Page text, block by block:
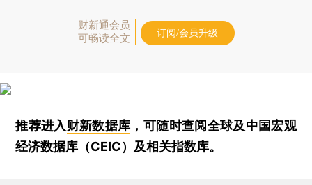
财新通会员
可畅读全文
订阅/会员升级
推荐进入财新数据库 ，可随时查阅全球及中国宏观
经济数据库（CEIC）及相关指数库。